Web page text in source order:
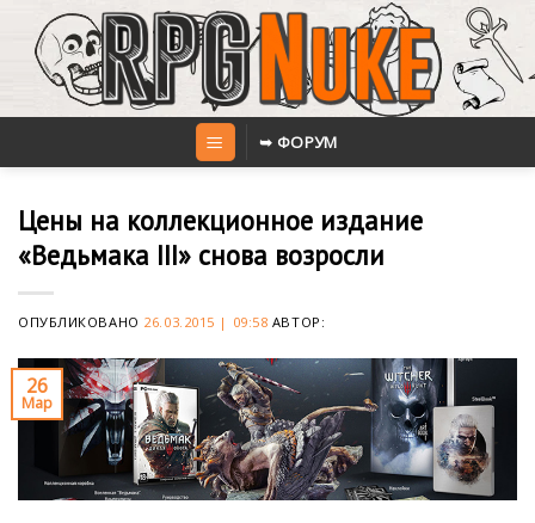
content
➥ ФОРУМ
Цены на коллекционное издание
«Ведьмака III» снова возросли
ОПУБЛИКОВАНО 26.03.2015 | 09:58 АВТОР:
26
Мар